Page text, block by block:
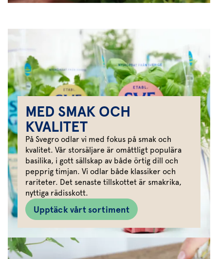
MED SMAK OCH
KVALITET
På Svegro odlar vi med fokus på smak och
kvalitet. Vår storsäljare är omåttligt populära
basilika, i gott sällskap av både örtig dill och
pepprig timjan. Vi odlar både klassiker och
rariteter. Det senaste tillskottet är smakrika,
nyttiga rädisskott.
Upptäck vårt sortiment